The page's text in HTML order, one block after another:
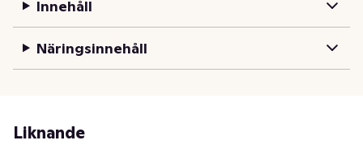
Innehåll
Näringsinnehåll
Liknande